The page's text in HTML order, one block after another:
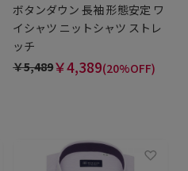
ボタンダウン 長袖 形態安定 ワ
イシャツ ニットシャツ ストレ
ッチ
￥5,489￥4,389(20%OFF)